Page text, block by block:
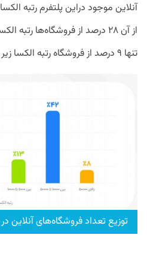
تنها ۹ درصد از فروشگاه رتبه الکسا زیر هزار را کسب کردند.
توزیع تعداد فروشگاه‌های آنلاین